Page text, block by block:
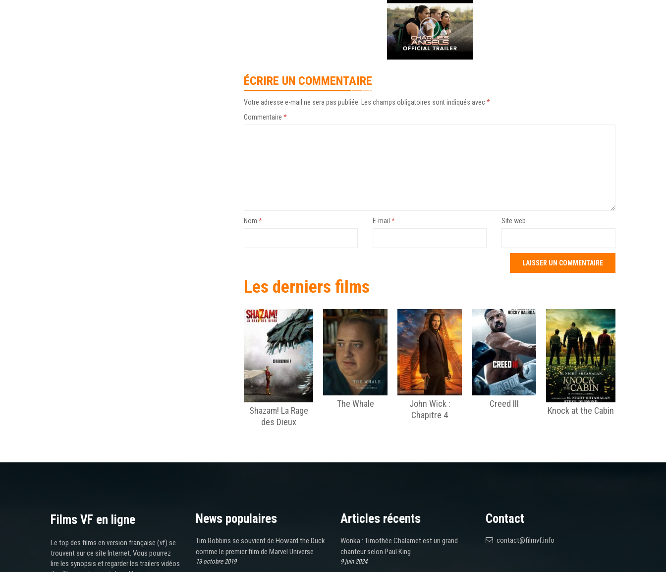
ÉCRIRE UN COMMENTAIRE
Votre adresse e-mail ne sera pas publiée. Les champs obligatoires sont indiqués avec*
Commentaire *
Nom * E-mail * Site web
Les derniers films
Shazam! La Rage
des Dieux
The Whale
John Wick :
Chapitre 4
Creed III
Knock at the Cabin
Films VF en ligne
Le top des films en version française (vf) se
trouvent sur ce site Internet. Vous pourrez
lire les synopsis et regarder les trailers vidéos
News populaires
Tim Robbins se souvient de Howard the Duck
comme le premier film de Marvel Universe
13 octobre 2019
Articles récents
Wonka : Timothée Chalamet est un grand
chanteur selon Paul King
9 juin 2024
Contact
contact@filmvf.info